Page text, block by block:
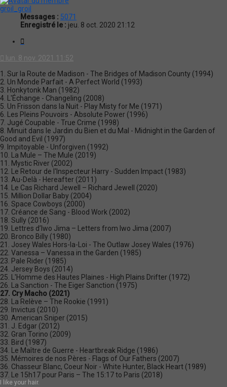
groil_groil
Messages : 5071
Enregistré le : jeu. 8 oct. 2020 21:12
lun. 8 nov. 2021 11:52
1. Sur la Route de Madison - The Bridges of Madison County (1994)
2. Un Monde Parfait - A Perfect World (1993)
3. Honkytonk Man (1982)
4. L'Échange - Changeling (2008)
5. Un Frisson dans la Nuit - Play Misty for Me (1971)
6. Les Pleins Pouvoirs - Absolute Power (1996)
7. Jugé Coupable - True Crime (1998)
8. Minuit dans le Jardin du Bien et du Mal - Midnight in the Garden of
Good and Evil (1997)
9. Impitoyable - Unforgiven (1992)
10. La Mule – The Mule (2019)
11. Mystic River (2002)
12. Le Retour de l'Inspecteur Harry - Sudden Impact (1983)
13. Au-Delà - Hereafter (2011)
14. Le Cas Richard Jewell – Richard Jewell (2020)
15. Million Dollar Baby (2004)
16. Space Cowboys (2000)
17. Créance de Sang - Blood Work (2002)
18. Sully (2016)
19. Lettres d’Iwo Jima – Letters from Iwo Jima (2007)
20. Bronco Billy (1980)
21. Josey Wales Hors-la-Loi - The Outlaw Josey Wales (1976)
22. Vanessa – Vanessa in the Garden (1985)
23. Pale Rider (1985)
24. Jersey Boys (2014)
25. L'Homme des Hautes Plaines - High Plains Drifter (1972)
26. La Sanction - The Eiger Sanction (1975)
27. Cry Macho (2021)
28. La Relève – The Rookie (1991)
29. Invictus (2010)
30. American Sniper (2015)
31. J. Edgar (2012)
32. Gran Torino (2009)
33. Bird (1987)
34. Le Maître de Guerre - Heartbreak Ridge (1986)
35. Mémoires de nos Pères - Flags of Our Fathers (2007)
36. Chasseur Blanc, Coeur Noir - White Hunter, Black Heart (1989)
37. Le 15h17 pour Paris – The 15:17 to Paris (2018)
I like your hair.